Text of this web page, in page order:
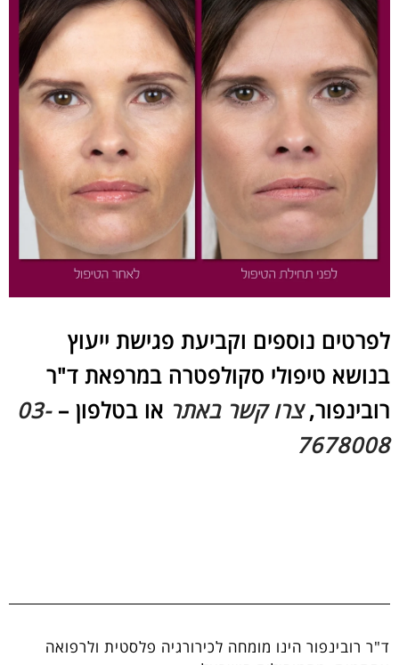
לפרטים נוספים וקביעת פגישת ייעוץ
בנושא טיפולי סקולפטרה במרפאת ד"ר
רובינפור,צרו קשר באתר או בטלפון –03-
7678008
ד"ר רובינפור הינו מומחה לכירורגיה פלסטית ולרפואה